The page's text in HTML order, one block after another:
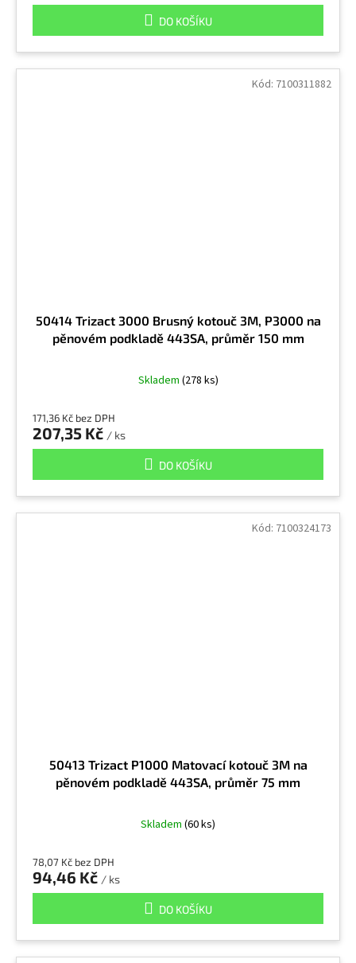
DO KOŠÍKU
50414 Trizact 3000 Brusný kotouč 3M, P3000 na
pěnovém podkladě 443SA, průměr 150 mm
Skladem (278 ks)
171,36 Kč bez DPH
207,35 Kč / ks
DO KOŠÍKU
Kód: 7100311882
50413 Trizact P1000 Matovací kotouč 3M na
pěnovém podkladě 443SA, průměr 75 mm
Skladem (60 ks)
78,07 Kč bez DPH
94,46 Kč / ks
DO KOŠÍKU
Kód: 7100324173